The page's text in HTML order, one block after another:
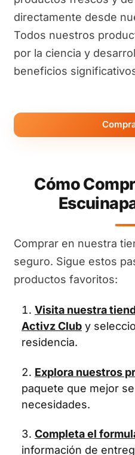
directamente desde
Todos nuestros
por la ciencia y
beneficios
Cómo
Comprar en nuestra
seguro. Sigue estos
productos favoritos:
Visita nuestra
Activz Club y
residencia.
Explora nuestros
paquete que mejor
necesidades.
Completa el
información de